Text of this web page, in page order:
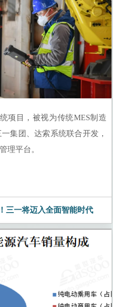
顾问理财经理
项目，被视为传统MES制造
集团、达索系统联合开发，
理平台。
三一将迈入全面智能时代
于实体经济而言，小
挑战